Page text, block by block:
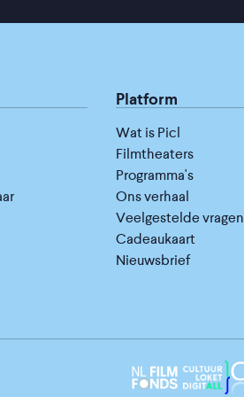
Platform
Wat is Picl
Filmtheaters
Programma's
Ons verhaal
Veelgestelde vragen
Cadeaukaart
Nieuwsbrief